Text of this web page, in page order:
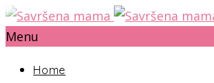
Menu
Home